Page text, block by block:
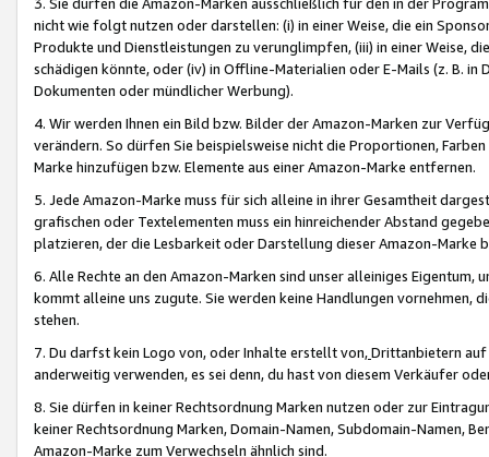
nicht wie folgt nutzen oder darstellen: (i) in einer Weise, die ein
Produkte und Dienstleistungen zu verunglimpfen, (iii) in einer Weise,
schädigen könnte, oder (iv) in Offline-Materialien oder E-Mails (z. B. in
Dokumenten oder mündlicher Werbung).
4. Wir werden Ihnen ein Bild bzw. Bilder der Amazon-Marken zur
verändern. So dürfen Sie beispielsweise nicht die Proportionen,
Marke hinzufügen bzw. Elemente aus einer Amazon-Marke entfernen.
5. Jede Amazon-Marke muss für sich alleine in ihrer Gesamtheit
grafischen oder Textelementen muss ein hinreichender Abstand
platzieren, der die Lesbarkeit oder Darstellung dieser Amazon-Marke
6. Alle Rechte an den Amazon-Marken sind unser alleiniges
kommt alleine uns zugute. Sie werden keine Handlungen vornehmen,
stehen.
7. Du darfst kein Logo von, oder Inhalte erstellt von,Drittanbietern auf
anderweitig verwenden, es sei denn, du hast von diesem Verkäufer
8. Sie dürfen in keiner Rechtsordnung Marken nutzen oder zur
keiner Rechtsordnung Marken, Domain-Namen, Subdomain-Namen,
Amazon-Marke zum Verwechseln ähnlich sind.